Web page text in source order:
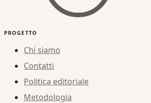
PROGETTO
Chi siamo
Contatti
Politica editoriale
Metodologia